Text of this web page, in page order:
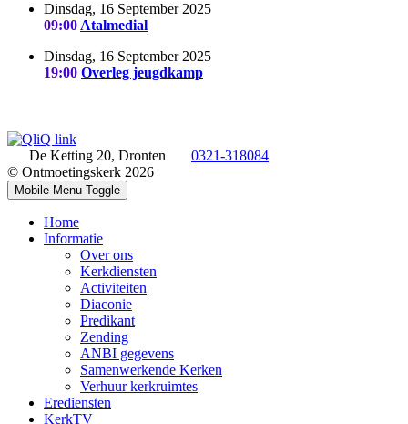
Dinsdag, 16 September 2025
09:00 Atalmedial
Dinsdag, 16 September 2025
19:00 Overleg jeugdkamp
De Ketting 20, Dronten
0321-318084
© Ontmoetingskerk 2026
Mobile Menu Toggle
Home
Informatie
Over ons
Kerkdiensten
Activiteiten
Diaconie
Predikant
Zending
ANBI gegevens
Samenwerkende Kerken
Verhuur kerkruimtes
Erediensten
KerkTV